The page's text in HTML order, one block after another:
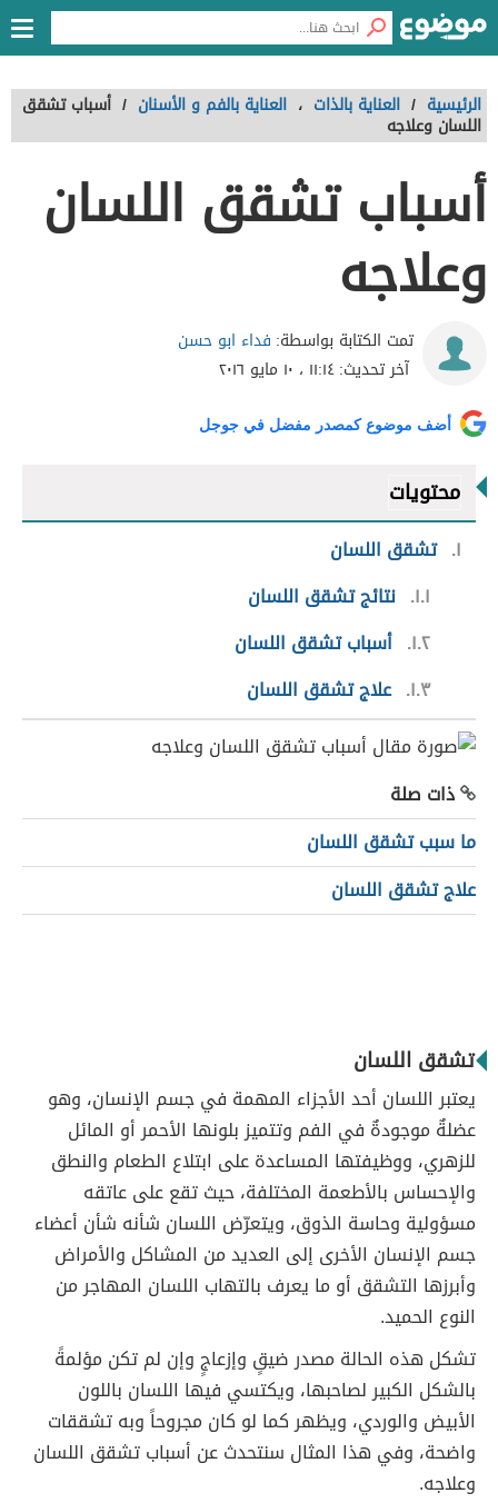
الرئيسية / العناية بالذات ، العناية بالفم و الأسنان / أسباب تشقق
اللسان وعلاجه
أسباب تشقق اللسان
وعلاجه
تمت الكتابة بواسطة: فداء ابو حسن
آخر تحديث:١١:١٤ ، ١٠ مايو ٢٠١٦
أضف موضوع كمصدر مفضل في جوجل
محتويات
١ تشقق اللسان
١.١ نتائج تشقق اللسان
١.٢ أسباب تشقق اللسان
١.٣ علاج تشقق اللسان
ذات صلة
ما سبب تشقق اللسان
علاج تشقق اللسان
تشقق اللسان
يعتبر اللسان أحد الأجزاء المهمة في جسم الإنسان، وهو
عضلةٌ موجودةٌ في الفم وتتميز بلونها الأحمر أو المائل
للزهري، ووظيفتها المساعدة على ابتلاع الطعام والنطق
والإحساس بالأطعمة المختلفة، حيث تقع على عاتقه
مسؤولية وحاسة الذوق، ويتعرّض اللسان شأنه شأن أعضاء
جسم الإنسان الأخرى إلى العديد من المشاكل والأمراض
وأبرزها التشقق أو ما يعرف بالتهاب اللسان المهاجر من
النوع الحميد.
تشكل هذه الحالة مصدر ضيقٍ وإزعاجٍ وإن لم تكن مؤلمةً
بالشكل الكبير لصاحبها، ويكتسي فيها اللسان باللون
الأبيض والوردي، ويظهر كما لو كان مجروحاً وبه تشققات
واضحة، وفي هذا المثال سنتحدث عن أسباب تشقق اللسان
وعلاجه.